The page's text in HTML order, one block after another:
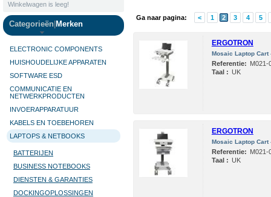
Winkelwagen is leeg!
Categorieën Merken
ELECTRONIC COMPONENTS
HUISHOUDELIJKE APPARATEN
SOFTWARE ESD
COMMUNICATIE EN
NETWERKPRODUCTEN
INVOERAPPARATUUR
KABELS EN TOEBEHOREN
LAPTOPS & NETBOOKS
BATTERIJEN
BUSINESS NOTEBOOKS
DIENSTEN & GARANTIES
DOCKINGOPLOSSINGEN
Ga naar pagina: < 1 2 3 4 5
ERGOTRON
Mosaic Laptop Cart
Referentie: M021-
Taal : UK
ERGOTRON
Mosaic Laptop Cart
Referentie: M021-
Taal : UK